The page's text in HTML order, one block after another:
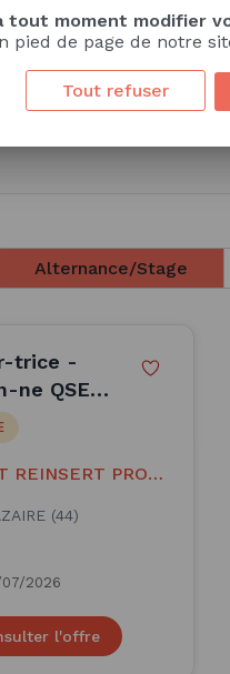
globale
problèmes
Aptitude à la
du temps Gestion du
Alternance/Stage
trice -
ne QSE
REINSERT PROF
(44)
2026
l'offre
tout moment modifier
pied de page de notre
Tout refuser